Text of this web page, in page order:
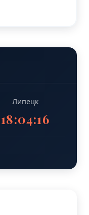
Липецк
18:04:16